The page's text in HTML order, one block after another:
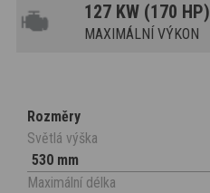
127 KW (170 HP)
MAXIMÁLNÍ VÝKON
Rozměry
Světlá výška
530 mm
Maximální délka